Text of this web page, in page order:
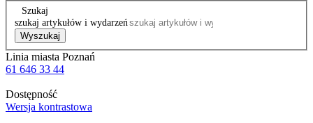
Szukaj
szukaj artykułów i wydarzeń
Wyszukaj
Linia miasta Poznań
61 646 33 44
Dostępność
Wersja kontrastowa